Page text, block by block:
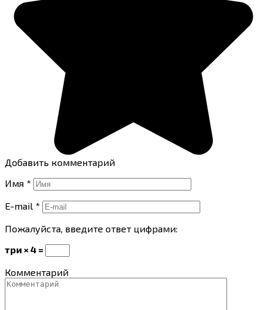
Добавить комментарий
Имя *
E-mail *
Пожалуйста, введите ответ цифрами:
три × 4 =
Комментарий